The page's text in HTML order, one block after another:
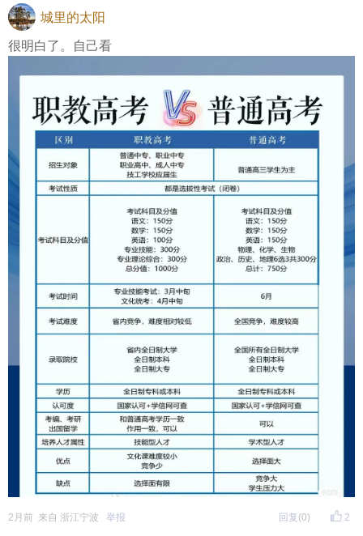
城里的太阳
很明白了。自己看
2
2月前 来自 浙江宁波 举报 回复 (0)